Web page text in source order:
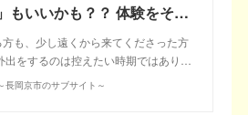
こんな「お土産」もいいかも？？ 体験をそのまま持ち帰れる、とっておきスポット４選（前編）
も、少し遠くから来てくださった方
出をするのは控えたい時期ではあり…
岡京市のサブサイト～